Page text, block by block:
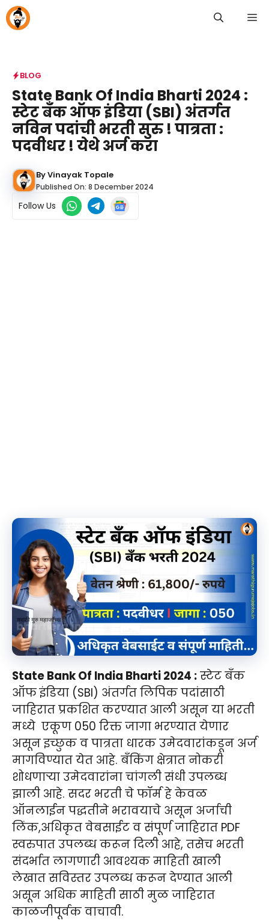
Skip
to
content
BLOG
State Bank Of India Bharti 2024 :
स्टेट बँक ऑफ इंडिया (SBI) अंतर्गत
नविन पदांची भरती सुरु ! पात्रता :
पदवीधर ! येथे अर्ज करा
ByVinayak Topale
Published On: 8 December 2024
Follow Us
State Bank Of India Bharti 2024 :स्टेट बँक
ऑफ इंडिया (SBI) अंतर्गत लिपिक पदांसाठी
जाहिरात प्रकशित करण्यात आली असून या भरती
मध्ये एकूण 050 रिक्त जागा भरण्यात येणार
असून इच्छुक व पात्रता धारक उमेदवारांकडून अर्ज
मागविण्यात येत आहे. बँकिंग क्षेत्रात नोकरी
शोधणाऱ्या उमेदवारांना चांगली संधी उपलब्ध
झाली आहे. सदर भरती चे फॉर्म हे केवळ
ऑनलाईन पद्धतीने भरावयाचे असून अर्जाची
लिंक,अधिकृत वेबसाईट व संपूर्ण जाहिरात PDF
स्वरुपात उपलब्ध करून दिली आहे, तसेच भरती
संदर्भात लागणारी आवश्यक माहिती खाली
लेखात सविस्तर उपलब्ध करून देण्यात आली
असून अधिक माहिती साठी मुळ जाहिरात
काळजीपूर्वक वाचावी.